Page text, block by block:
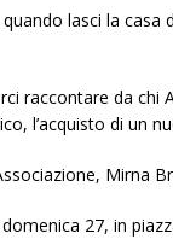
lasci la
raccontare da chi
l’acquisto di un
Mirna
27, in